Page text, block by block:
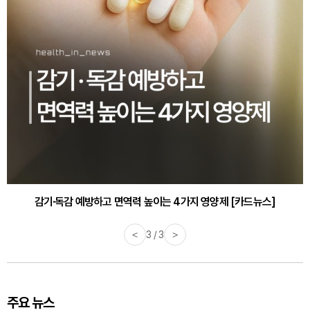
감기·독감 예방하고 면역력 높이는 4가지 영양제 [카드뉴스]
< 3 / 3 >
주요 뉴스